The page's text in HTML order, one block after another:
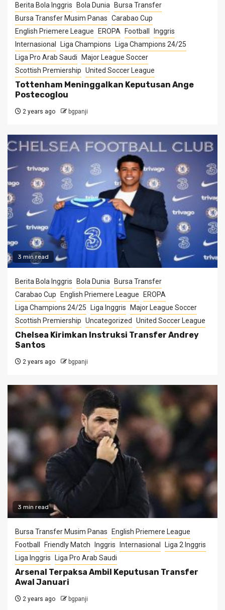
Berita Bola Inggris Bola Dunia
Bursa Transfer
Bursa Transfer Musim Panas Carabao Cup
English Priemere League
EROPA Football
Inggris
Internasional
Liga Champions
Liga Champions 24/25
Liga Pro Arab Saudi
Major League Soccer
Scottish Premiership United Soccer League
Tottenham Meninggalkan Keputusan Ange
Postecoglou
2 years ago bgpanji
3 min read
Berita Bola Inggris Bola Dunia
Bursa Transfer
Carabao Cup
English Priemere League
EROPA
Liga Champions 24/25
Liga Inggris
Major League Soccer
Scottish Premiership Uncategorized United Soccer League
Chelsea Kirimkan Instruksi Transfer Andrey
Santos
2 years ago bgpanji
3 min read
Bursa Transfer Musim Panas
English Priemere League
Football
Friendly Match Inggris Internasional
Liga 2 Inggris
Liga Inggris
Liga Pro Arab Saudi
Arsenal Terpaksa Ambil Keputusan Transfer
Awal Januari
2 years ago bgpanji